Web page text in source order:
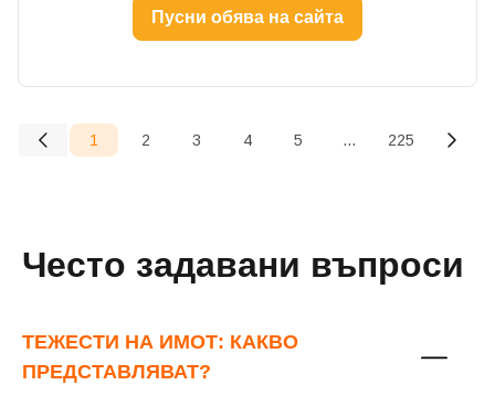
Вход
Вход като гост
Пусни обява на сайта
1
(current)
2 3 4 5 ... 225
Често задавани въпроси
ТЕЖЕСТИ НА ИМОТ: КАКВО
ПРЕДСТАВЛЯВАТ?